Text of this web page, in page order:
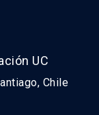
UC
Chile